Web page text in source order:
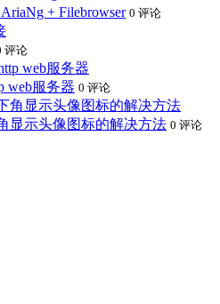
+ Filebrowser 0 评论
评论
web服务器 0 评论
显示头像图标的解决方法 0 评论